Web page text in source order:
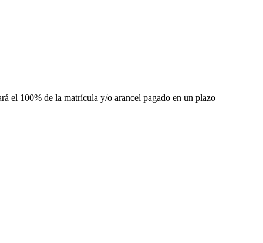
el 100% de la matrícula y/o arancel pagado en un plazo